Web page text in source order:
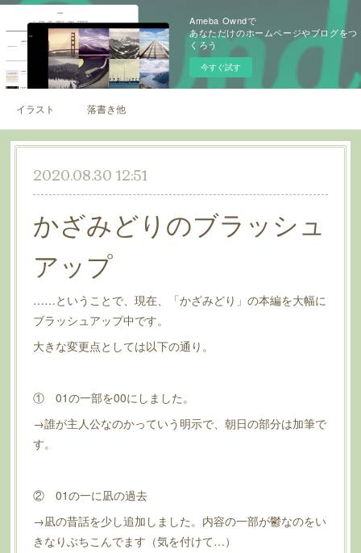
Ameba Owndで
あなただけのホームページやブログをつ
くろう
今すぐ試す
イラスト 落書き他
2020.08.30 12:51
かざみどりのブラッシュ
アップ
……ということで、現在、「かざみどり」の本編を大幅に
ブラッシュアップ中です。
大きな変更点としては以下の通り。
① 01の一部を00にしました。
→誰が主人公なのかっていう明示で、朝日の部分は加筆で
す。
② 01の一に凪の過去
→凪の昔話を少し追加しました。内容の一部が鬱なのをい
きなりぶちこんでます（気を付けて…）